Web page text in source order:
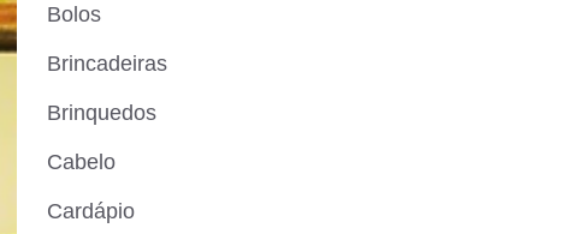
Bolos
Brincadeiras
Brinquedos
Cabelo
Cardápio